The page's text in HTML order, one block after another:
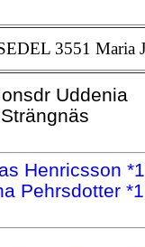
3551 Maria
Uddenia
Henricsson
Pehrsdotter